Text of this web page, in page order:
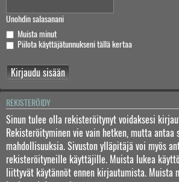
Unohdin salasanani
Muista minut
Piilota käyttäjätunnukseni tällä kertaa
REKISTERÖIDY
Sinun tulee olla rekisteröitynyt voidaksesi
Rekisteröityminen vie vain hetken, mutta antaa
mahdollisuuksia. Sivuston ylläpitäjä voi myös
rekisteröityneille käyttäjille. Muista lukea
liittyvät käytännöt ennen kirjautumista. Muista